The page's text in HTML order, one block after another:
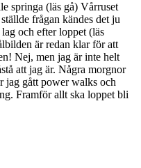
springa (läs gå) Vårruset
frågan kändes det ju
och efter loppet (läs
är redan klar för att
Nej, men jag är inte helt
att jag är. Några morgnor
jag gått power walks och
Framför allt ska loppet bli